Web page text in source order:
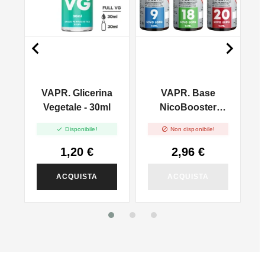
VAPR. Glicerina
Vegetale - 30ml
 Disponibile!
1,20 €
ACQUISTA
VAPR. Base
NicoBooster
 Non disponibile!
2,96 €
 